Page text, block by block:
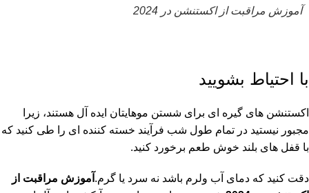
آموزش مراقبت از اکستنشن در 2024
با احتیاط بشویید
اکستنشن های گیره ای برای شستن موهایتان ایده آل هستند، زیرا
مجبور نیستید در تمام طول شب فرآیند خسته کننده ای را طی کنید که
با قفل های بلند خوش طعم برخورد کنید.
دقت کنید که دمای آب ولرم باشد نه سرد یا گرم. آموزش مراقبت از